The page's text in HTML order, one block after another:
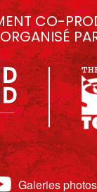
CO-
Galeries